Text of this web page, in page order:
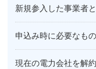
新規参入した事業者
申込み時に必要なも
現在の電力会社を解